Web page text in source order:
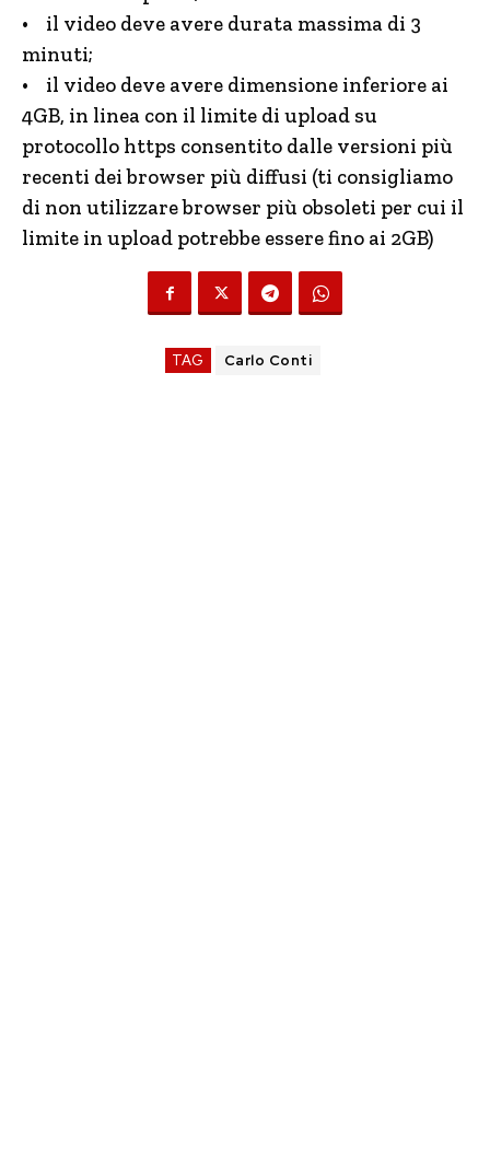
• il video deve avere durata massima di 3
minuti;
• il video deve avere dimensione inferiore ai
4GB, in linea con il limite di upload su
protocollo https consentito dalle versioni più
recenti dei browser più diffusi (ti consigliamo
di non utilizzare browser più obsoleti per cui il
limite in upload potrebbe essere fino ai 2GB)
TAG Carlo Conti